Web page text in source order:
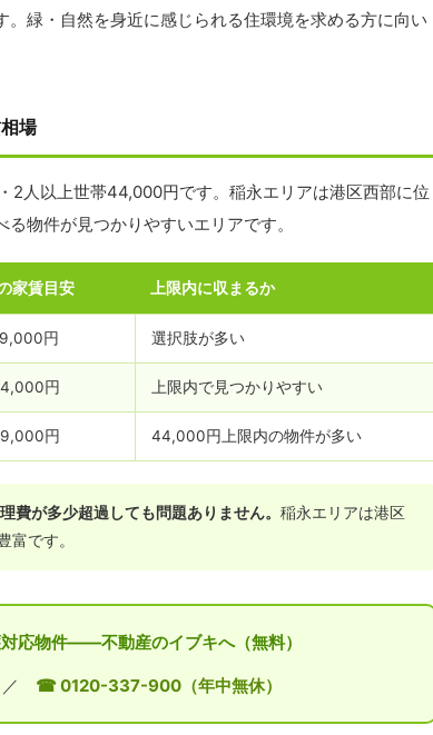
緑・自然を身近に感じられる住環境を求める方に向い
場
2人以上世帯44,000円です。稲永エリアは港区西部に位
物件が見つかりやすいエリアです。
家賃目安 上限内に収まるか
円 選択肢が多い
円 上限内で見つかりやすい
円 44,000円上限内の物件が多い
費が多少超過しても問題ありません。 稲永エリアは港区
富です。
応物件——不動産のイブキへ（無料）
☎ 0120-337-900（年中無休）